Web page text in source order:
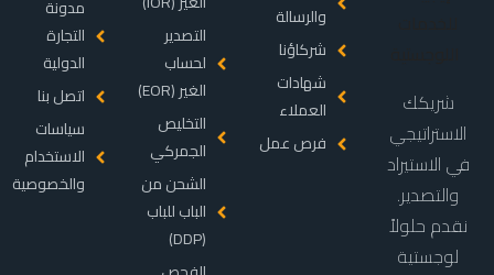
شريكك
الاستراتيجي
في الاستيراد
والتصدير.
نقدم حلولاً
لوجستية
والرسالة
شركاؤنا
شهادات
العملاء
فرص عمل
التصدير
لحساب
الغير (EOR)
التخليص
الجمركي
الشحن من
الباب للباب
(DDP)
مدونة
التجارة
الدولية
اتصل بنا
سياسات
الاستخدام
والخصوصية